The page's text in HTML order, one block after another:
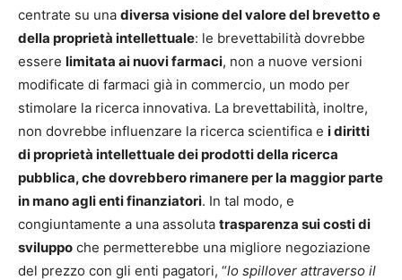
centrate su una diversa visione del valore del brevetto e
della proprietà intellettuale: le brevettabilità dovrebbe
essere limitata ai nuovi farmaci, non a nuove versioni
modificate di farmaci già in commercio, un modo per
stimolare la ricerca innovativa. La brevettabilità, inoltre,
non dovrebbe influenzare la ricerca scientifica e i diritti
di proprietà intellettuale dei prodotti della ricerca
pubblica, che dovrebbero rimanere per la maggior parte
in mano agli enti finanziatori. In tal modo, e
congiuntamente a una assoluta trasparenza sui costi di
sviluppo che permetterebbe una migliore negoziazione
del prezzo con gli enti pagatori, “lo spillover attraverso il